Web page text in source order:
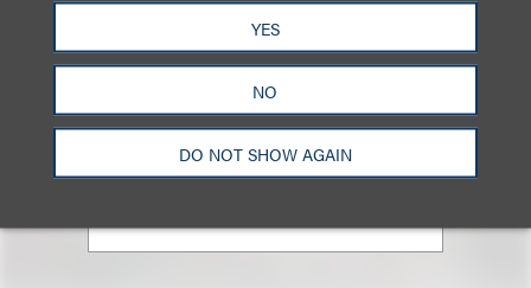
YES
NO
DO NOT SHOW AGAIN
Barney R. Given II
+1.310.282.2235
Email